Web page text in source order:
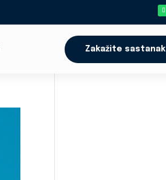
Zakažite sastanak